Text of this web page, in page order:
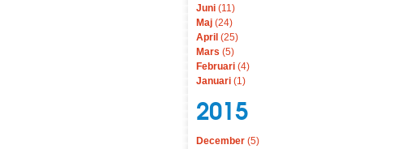
Juni (11)
Maj (24)
April (25)
Mars (5)
Februari (4)
Januari (1)
2015
December (5)